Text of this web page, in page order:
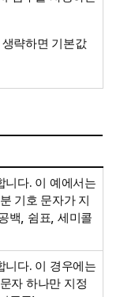
생략하면 기본값
니다. 이 예에서는
기호 문자가 지
백, 쉼표, 세미콜
니다. 이 경우에는
자 하나만 지정